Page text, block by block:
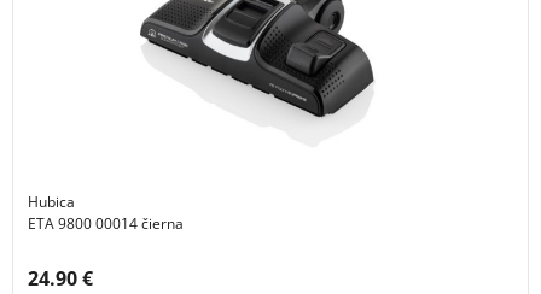
Hubica
ETA 9800 00014 čierna
Cena s DPH:
24.90 €